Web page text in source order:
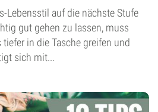
Lebensstil auf die nächste Stufe
gut gehen zu lassen, muss
in die Tasche greifen und
sich mit...